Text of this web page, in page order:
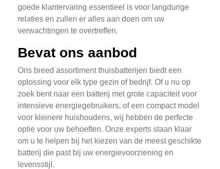
goede klantervaring essentieel is voor langdurige
relaties en zullen er alles aan doen om uw
verwachtingen te overtreffen.
Bevat ons aanbod
Ons breed assortiment thuisbatterijen biedt een
oplossing voor elk type gezin of bedrijf. Of u nu op
zoek bent naar een batterij met grote capaciteit voor
intensieve energiegebruikers, of een compact model
voor kleinere huishoudens, wij hebben de perfecte
optie voor uw behoeften. Onze experts staan klaar
om u te helpen bij het kiezen van de meest geschikte
batterij die past bij uw energievoorziening en
levensstijl.